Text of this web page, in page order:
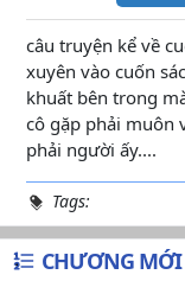
câu truyện kể về
xuyên vào cuốn
khuất bên trong
cô gặp phải muôn
phải người ấy....
Tags:
CHƯƠNG MỚI